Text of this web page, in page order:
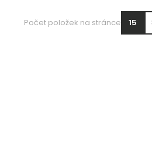
Počet položek na stránce 15